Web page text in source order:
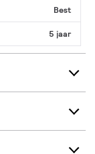
Best
5 jaar